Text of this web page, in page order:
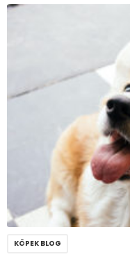
KÖPEK BLOG